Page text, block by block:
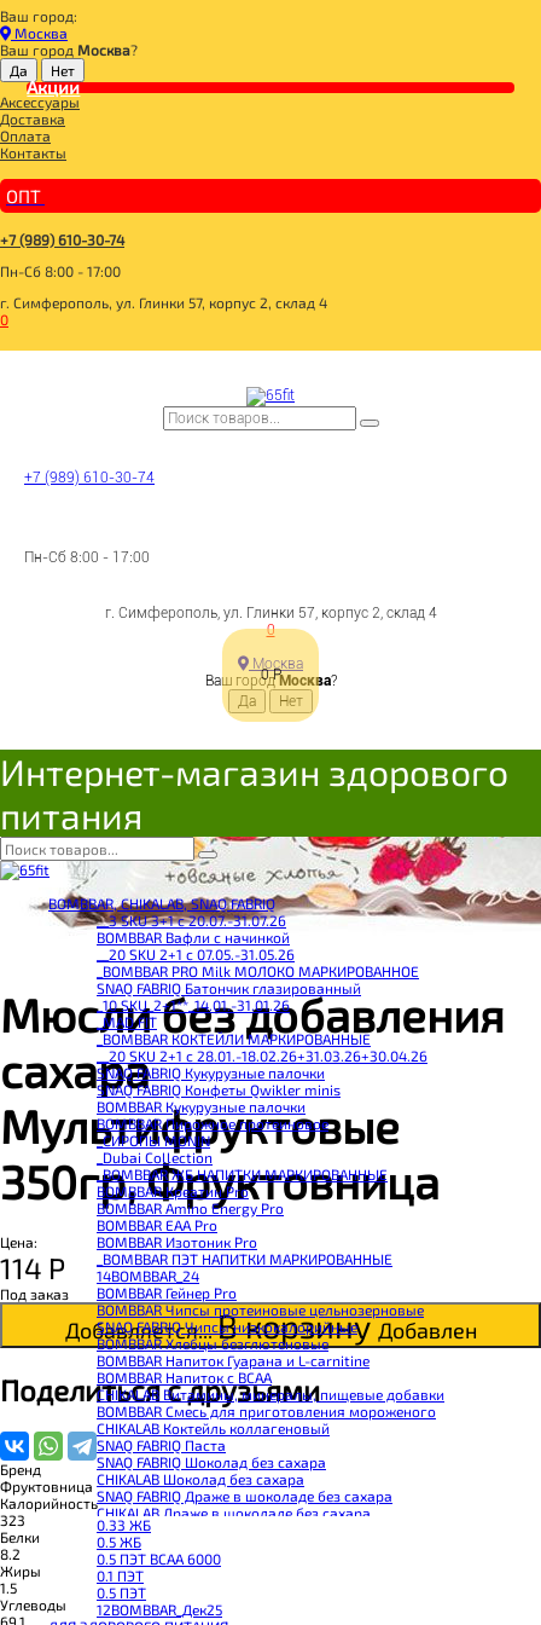
Ваш город:
Москва
Ваш город Москва?
Акции
Аксессуары
Доставка
Оплата
Контакты
ОПТ
+7 (989) 610-30-74
Пн-Сб 8:00 - 17:00
г. Симферополь, ул. Глинки 57, корпус 2, склад 4
0
+7 (989) 610-30-74
Пн-Сб 8:00 - 17:00
г. Симферополь, ул. Глинки 57, корпус 2, склад 4
0
0Р
Москва
Ваш городМосква?
Интернет-магазин здорового
питания
BOMBBAR, CHIKALAB, SNAQ FABRIQ
__3 SKU 3+1 с 20.07.-31.07.26
BOMBBAR Вафли с начинкой
__20 SKU 2+1 с 07.05.-31.05.26
_BOMBBAR PRO Milk МОЛОКО МАРКИРОВАННОЕ
SNAQ FABRIQ Батончик глазированный
_10 SKU_2+1**_14.01.-31.01.26
_MAD FIT
_BOMBBAR КОКТЕЙЛИ МАРКИРОВАННЫЕ
__20 SKU 2+1 с 28.01.-18.02.26+31.03.26+30.04.26
SNAQ FABRIQ Кукурузные палочки
SNAQ FABRIQ Конфеты Qwikler minis
BOMBBAR Кукурузные палочки
BOMBBAR Пирожное протеиновое
_CИРОПЫ MONIN
_Dubai Collection
_BOMBBAR ЖБ НАПИТКИ МАРКИРОВАННЫЕ
BOMBBAR Креатин Pro
BOMBBAR Amino Energy Pro
BOMBBAR EAA Pro
BOMBBAR Изотоник Pro
_BOMBBAR ПЭТ НАПИТКИ МАРКИРОВАННЫЕ
14BOMBBAR_24
BOMBBAR Гейнер Pro
BOMBBAR Чипсы протеиновые цельнозерновые
SNAQ FABRIQ Чипсы низкокалорийные
BOMBBAR Хлебцы безглютеновые
BOMBBAR Напиток Гуарана и L-carnitine
BOMBBAR Напиток с BCAA
CHIKALAB Витамины, минералы, пищевые добавки
BOMBBAR Смесь для приготовления мороженого
CHIKALAB Коктейль коллагеновый
SNAQ FABRIQ Паста
SNAQ FABRIQ Шоколад без сахара
CHIKALAB Шоколад без сахара
SNAQ FABRIQ Драже в шоколаде без сахара
CHIKALAB Драже в шоколаде без сахара
BOMBBAR Каша овсяная с белком
BOMBBAR Джем низкокалорийный
BOMBBAR Сахарозаменитель
BOMBBAR Паста
CHIKALAB Паста
CHIKALAB Смеси для выпечки
0.33 ЖБ
0.5 ЖБ
0.5 ПЭТ ВСАА 6000
0.1 ПЭТ
0.5 ПЭТ
12BOMBBAR_Дек25
Главная
ДЛЯ ЗДОРОВОГО ПИТАНИЯ
ПОЛЕЗНЫЙ ЗАВТРАК
МЮСЛИ, ХЛОПЬЯ
Мюсли без добавления сахара Мультифруктовые 350гр, Фруктовница
Мюсли без добавления
сахара
Мультифруктовые
350гр, Фруктовница
Цена:
114 Р
Под заказ
Добавляется...В корзинуДобавлен
Поделиться с друзьями
Бренд
Фруктовница
Калорийность
323
Белки
8.2
Жиры
1.5
Углеводы
69.1